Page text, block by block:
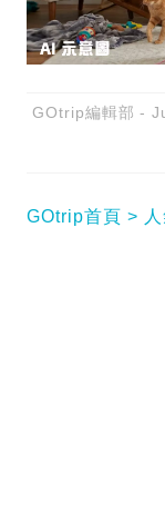
GOtrip編輯部
GOtrip首頁